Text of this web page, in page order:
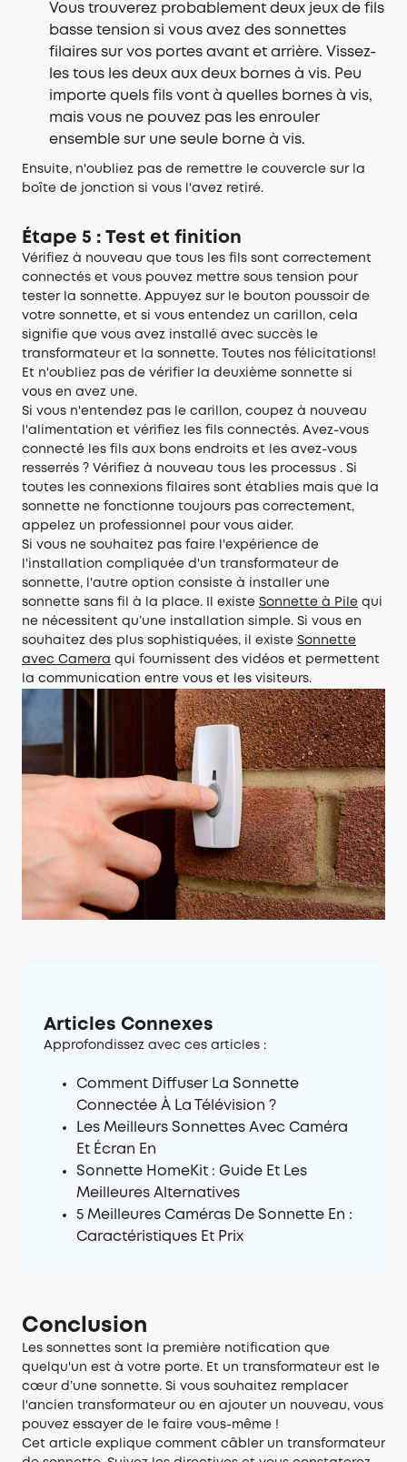
Vous trouverez probablement deux jeux de fils
basse tension si vous avez des sonnettes
filaires sur vos portes avant et arrière. Vissez-
les tous les deux aux deux bornes à vis. Peu
importe quels fils vont à quelles bornes à vis,
mais vous ne pouvez pas les enrouler
ensemble sur une seule borne à vis.
Ensuite, n'oubliez pas de remettre le couvercle sur la
boîte de jonction si vous l'avez retiré.
Étape 5 : Test et finition
Vérifiez à nouveau que tous les fils sont correctement
connectés et vous pouvez mettre sous tension pour
tester la sonnette. Appuyez sur le bouton poussoir de
votre sonnette, et si vous entendez un carillon, cela
signifie que vous avez installé avec succès le
transformateur et la sonnette. Toutes nos félicitations!
Et n'oubliez pas de vérifier la deuxième sonnette si
vous en avez une.
Si vous n'entendez pas le carillon, coupez à nouveau
l'alimentation et vérifiez les fils connectés. Avez-vous
connecté les fils aux bons endroits et les avez-vous
resserrés ? Vérifiez à nouveau tous les processus . Si
toutes les connexions filaires sont établies mais que la
sonnette ne fonctionne toujours pas correctement,
appelez un professionnel pour vous aider.
Si vous ne souhaitez pas faire l'expérience de
l'installation compliquée d'un transformateur de
sonnette, l'autre option consiste à installer une
sonnette sans fil à la place. Il existe Sonnette à Pile qui
ne nécessitent qu’une installation simple. Si vous en
souhaitez des plus sophistiquées, il existe Sonnette
avec Camera qui fournissent des vidéos et permettent
la communication entre vous et les visiteurs.
Articles Connexes
Approfondissez avec ces articles :
Comment Diffuser La Sonnette
Connectée À La Télévision ?
Les Meilleurs Sonnettes Avec Caméra
Et Écran En
Sonnette HomeKit : Guide Et Les
Meilleures Alternatives
5 Meilleures Caméras De Sonnette En :
Caractéristiques Et Prix
Conclusion
Les sonnettes sont la première notification que
quelqu'un est à votre porte. Et un transformateur est le
cœur d’une sonnette. Si vous souhaitez remplacer
l'ancien transformateur ou en ajouter un nouveau, vous
pouvez essayer de le faire vous-même !
Cet article explique comment câbler un transformateur